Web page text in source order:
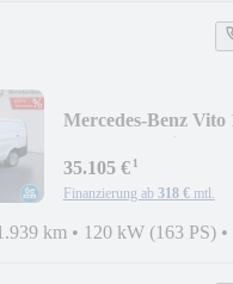
Mercedes-Benz
35.105 €¹
Finanzierung ab 318 € mtl.
km • 120 kW (163 PS) •